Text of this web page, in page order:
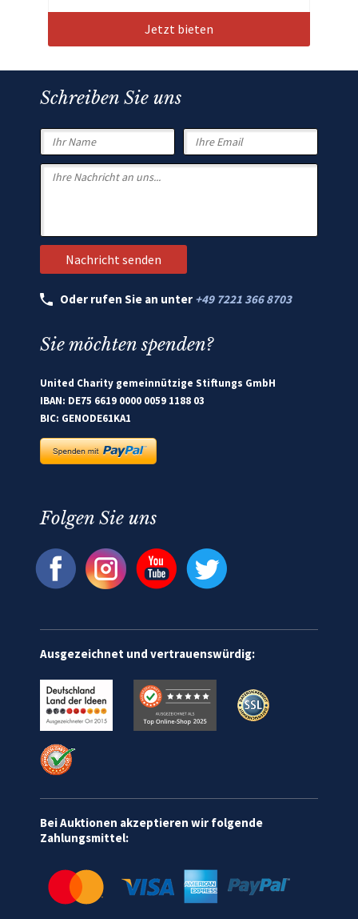
Jetzt bieten
Schreiben Sie uns
Oder rufen Sie an unter +49 7221 366 8703
Sie möchten spenden?
United Charity gemeinnützige Stiftungs GmbH
IBAN: DE75 6619 0000 0059 1188 03
BIC: GENODE61KA1
Folgen Sie uns
Ausgezeichnet und vertrauenswürdig:
Bei Auktionen akzeptieren wir folgende
Zahlungsmittel: